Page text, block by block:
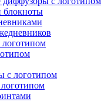
блокноты
с логотипом